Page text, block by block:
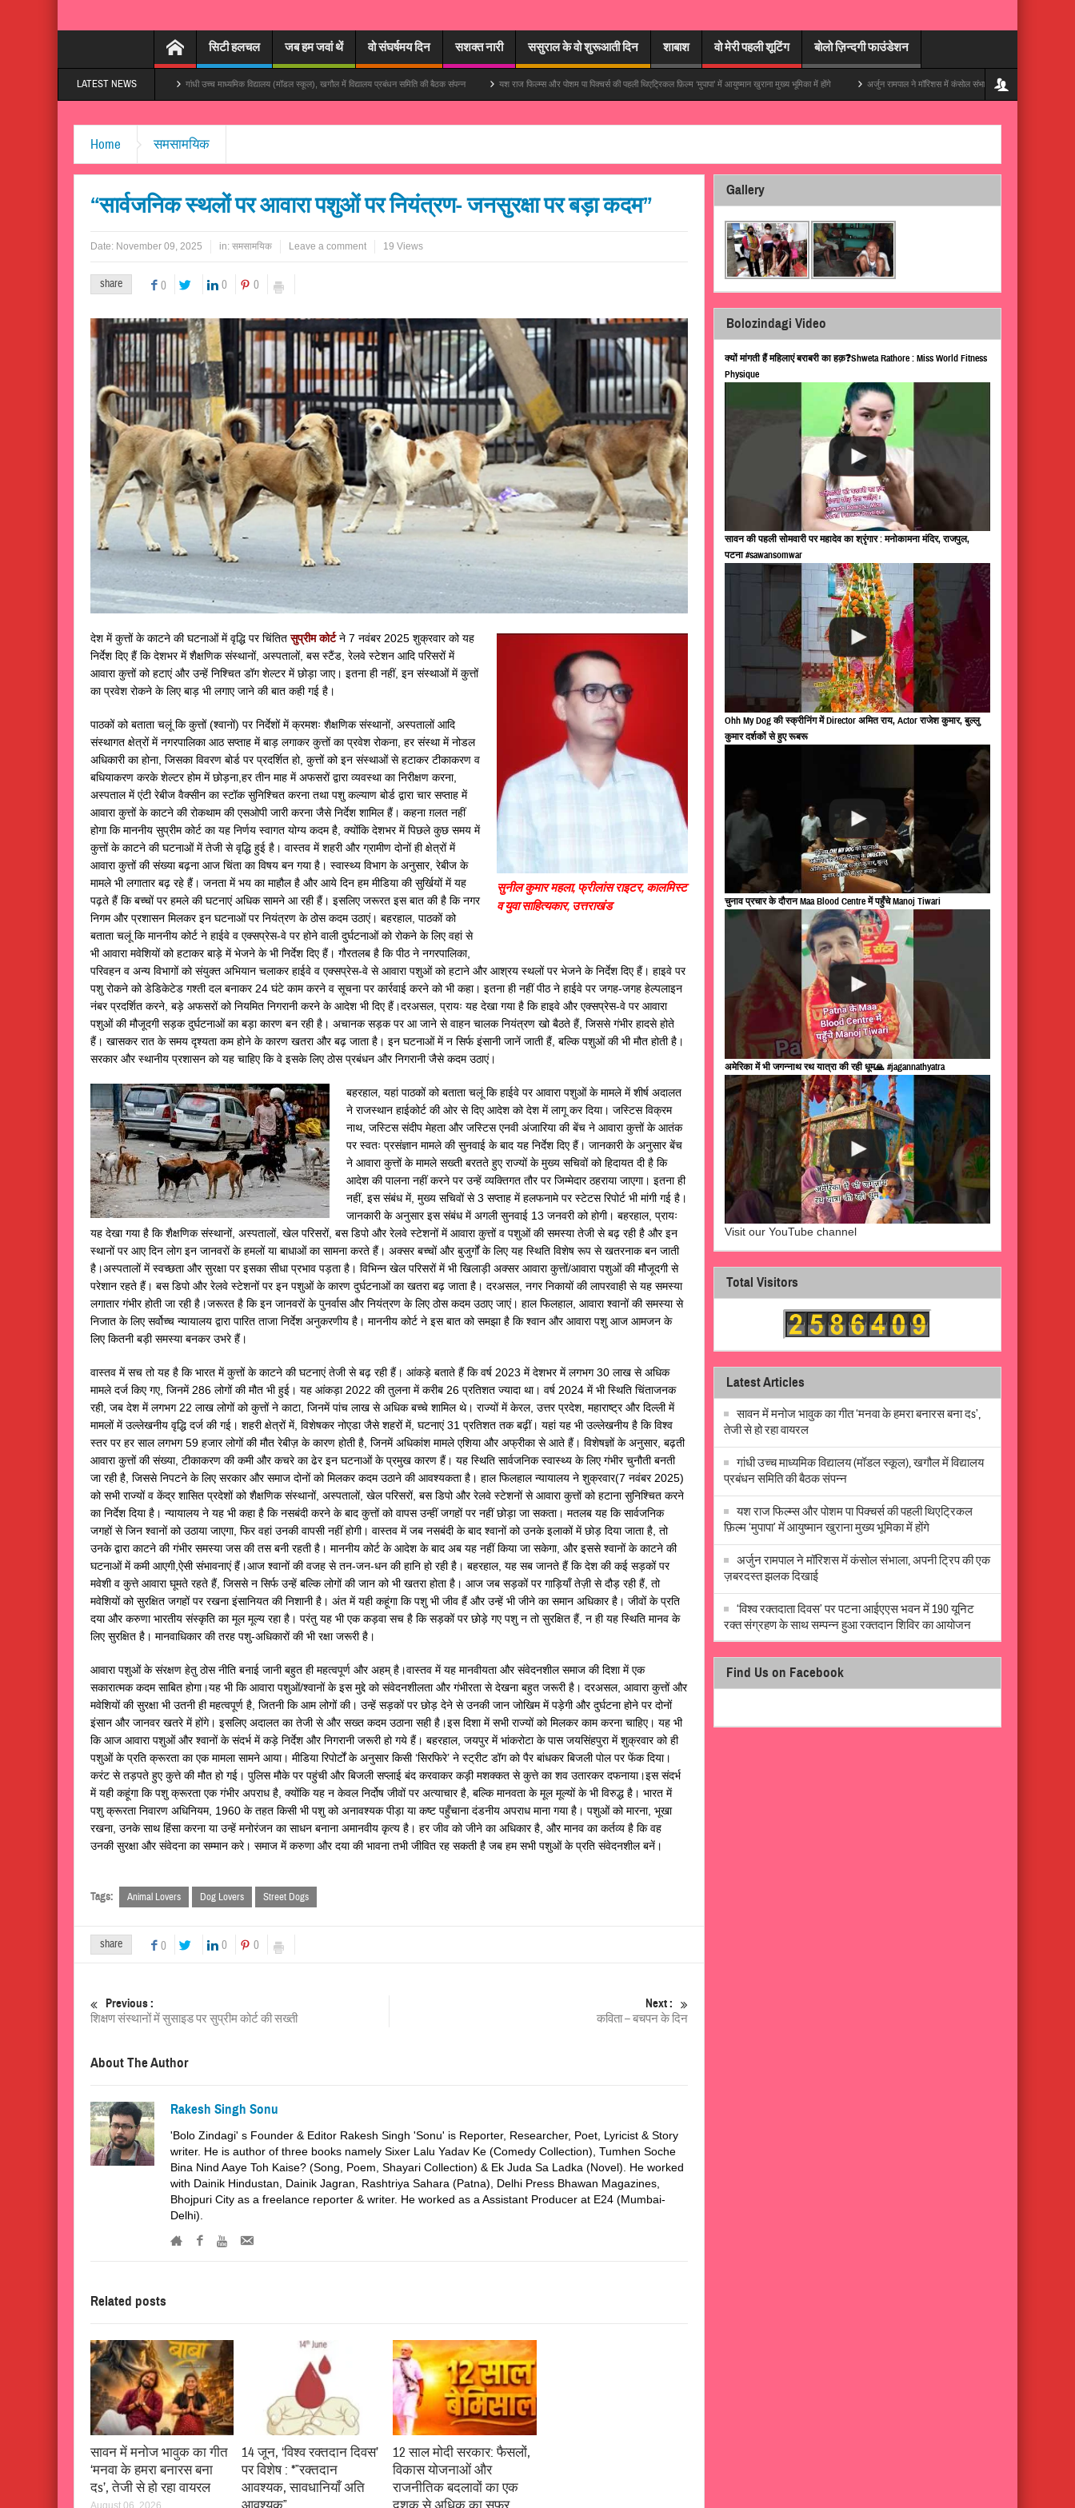
सिटी हलचल जब हम जवां थें वो संघर्षमय दिन सशक्त नारी ससुराल के वो शुरूआती दिन शाबाश वो मेरी पहली शूटिंग बोलो ज़िन्दगी फाउंडेशन
LATEST NEWS
दs’, तेजी से हो रहा वायरल गांधी उच्च माध्यमिक विद्यालय (मॉडल स्कूल), खगौल में विद्यालय प्रबंधन समिति की बैठक संपन्न यश राज फिल्म्स और पोशम पा पिक्चर्स की पहली थिएट्रिकल फ़िल्म ‘मुपापा’ में आयुष्मान खुराना मुख्य भूमिका में होंगे अर्जुन रामपाल ने मॉरिशस में कंसोल संभाला, अपनी ट्रिप की एक ज़बरदस्त झलक दिखाई
Home समसामयिक
“सार्वजनिक स्थलों पर आवारा पशुओं पर नियंत्रण- जनसुरक्षा पर बड़ा कदम”
Date: November 09, 2025 in: समसामयिक Leave a comment 19 Views
share 0 0 0
सुनील कुमार महला, फ्रीलांस राइटर, कालमिस्ट
व युवा साहित्यकार, उत्तराखंड
देश में कुत्तों के काटने की घटनाओं में वृद्धि पर चिंतितसुप्रीम कोर्ट ने 7 नवंबर 2025 शुक्रवार को यह
निर्देश दिए हैं कि देशभर में शैक्षणिक संस्थानों, अस्पतालों, बस स्टैंड, रेलवे स्टेशन आदि परिसरों में
आवारा कुत्तों को हटाएं और उन्हें निश्चित डॉग शेल्टर में छोड़ा जाए। इतना ही नहीं, इन संस्थाओं में कुत्तों
का प्रवेश रोकने के लिए बाड़ भी लगाए जाने की बात कही गई है।
पाठकों को बताता चलूं कि कुत्तों (श्वानों) पर निर्देशों में क्रमशः शैक्षणिक संस्थानों, अस्पतालों आदि
संस्थागत क्षेत्रों में नगरपालिका आठ सप्ताह में बाड़ लगाकर कुत्तों का प्रवेश रोकना, हर संस्था में नोडल
अधिकारी का होना, जिसका विवरण बोर्ड पर प्रदर्शित हो, कुत्तों को इन संस्थाओं से हटाकर टीकाकरण व
बधियाकरण करके शेल्टर होम में छोड़ना,हर तीन माह में अफसरों द्वारा व्यवस्था का निरीक्षण करना,
अस्पताल में एंटी रेबीज वैक्सीन का स्टॉक सुनिश्चित करना तथा पशु कल्याण बोर्ड द्वारा चार सप्ताह में
आवारा कुत्तों के काटने की रोकथाम की एसओपी जारी करना जैसे निर्देश शामिल हैं। कहना ग़लत नहीं
होगा कि माननीय सुप्रीम कोर्ट का यह निर्णय स्वागत योग्य कदम है, क्योंकि देशभर में पिछले कुछ समय में
कुत्तों के काटने की घटनाओं में तेजी से वृद्धि हुई है। वास्तव में शहरी और ग्रामीण दोनों ही क्षेत्रों में
आवारा कुत्तों की संख्या बढ़ना आज चिंता का विषय बन गया है। स्वास्थ्य विभाग के अनुसार, रेबीज के
मामले भी लगातार बढ़ रहे हैं। जनता में भय का माहौल है और आये दिन हम मीडिया की सुर्खियों में यह
पढ़ते हैं कि बच्चों पर हमले की घटनाएं अधिक सामने आ रही हैं। इसलिए जरूरत इस बात की है कि नगर
निगम और प्रशासन मिलकर इन घटनाओं पर नियंत्रण के ठोस कदम उठाएं। बहरहाल, पाठकों को
बताता चलूं कि माननीय कोर्ट ने हाईवे व एक्सप्रेस-वे पर होने वाली दुर्घटनाओं को रोकने के लिए वहां से
भी आवारा मवेशियों को हटाकर बाड़े में भेजने के भी निर्देश दिए हैं। गौरतलब है कि पीठ ने नगरपालिका,
परिवहन व अन्य विभागों को संयुक्त अभियान चलाकर हाईवे व एक्सप्रेस-वे से आवारा पशुओं को हटाने और आश्रय स्थलों पर भेजने के निर्देश दिए हैं। हाइवे पर
पशु रोकने को डेडिकेटेड गश्ती दल बनाकर 24 घंटे काम करने व सूचना पर कार्रवाई करने को भी कहा। इतना ही नहीं पीठ ने हाईवे पर जगह-जगह हेल्पलाइन
नंबर प्रदर्शित करने, बड़े अफसरों को नियमित निगरानी करने के आदेश भी दिए हैं।दरअसल, प्रायः यह देखा गया है कि हाइवे और एक्सप्रेस-वे पर आवारा
पशुओं की मौजूदगी सड़क दुर्घटनाओं का बड़ा कारण बन रही है। अचानक सड़क पर आ जाने से वाहन चालक नियंत्रण खो बैठते हैं, जिससे गंभीर हादसे होते
हैं। खासकर रात के समय दृश्यता कम होने के कारण खतरा और बढ़ जाता है। इन घटनाओं में न सिर्फ इंसानी जानें जाती हैं, बल्कि पशुओं की भी मौत होती है।
सरकार और स्थानीय प्रशासन को यह चाहिए कि वे इसके लिए ठोस प्रबंधन और निगरानी जैसे कदम उठाएं।
बहरहाल, यहां पाठकों को बताता चलूं कि हाईवे पर आवारा पशुओं के मामले में शीर्ष अदालत
ने राजस्थान हाईकोर्ट की ओर से दिए आदेश को देश में लागू कर दिया। जस्टिस विक्रम
नाथ, जस्टिस संदीप मेहता और जस्टिस एनवी अंजारिया की बेंच ने आवारा कुत्तों के आतंक
पर स्वतः प्रसंज्ञान मामले की सुनवाई के बाद यह निर्देश दिए हैं। जानकारी के अनुसार बेंच
ने आवारा कुत्तों के मामले सख्ती बरतते हुए राज्यों के मुख्य सचिवों को हिदायत दी है कि
आदेश की पालना नहीं करने पर उन्हें व्यक्तिगत तौर पर जिम्मेदार ठहराया जाएगा। इतना ही
नहीं, इस संबंध में, मुख्य सचिवों से 3 सप्ताह में हलफनामे पर स्टेटस रिपोर्ट भी मांगी गई है।
जानकारी के अनुसार इस संबंध में अगली सुनवाई 13 जनवरी को होगी। बहरहाल, प्रायः
यह देखा गया है कि शैक्षणिक संस्थानों, अस्पतालों, खेल परिसरों, बस डिपो और रेलवे स्टेशनों में आवारा कुत्तों व पशुओं की समस्या तेजी से बढ़ रही है और इन
स्थानों पर आए दिन लोग इन जानवरों के हमलों या बाधाओं का सामना करते हैं। अक्सर बच्चों और बुजुर्गों के लिए यह स्थिति विशेष रूप से खतरनाक बन जाती
है।अस्पतालों में स्वच्छता और सुरक्षा पर इसका सीधा प्रभाव पड़ता है। विभिन्न खेल परिसरों में भी खिलाड़ी अक्सर आवारा कुत्तों/आवारा पशुओं की मौजूदगी से
परेशान रहते हैं। बस डिपो और रेलवे स्टेशनों पर इन पशुओं के कारण दुर्घटनाओं का खतरा बढ़ जाता है। दरअसल, नगर निकायों की लापरवाही से यह समस्या
लगातार गंभीर होती जा रही है।जरूरत है कि इन जानवरों के पुनर्वास और नियंत्रण के लिए ठोस कदम उठाए जाएं। हाल फिलहाल, आवारा श्वानों की समस्या से
निजात के लिए सर्वोच्च न्यायालय द्वारा पारित ताजा निर्देश अनुकरणीय है। माननीय कोर्ट ने इस बात को समझा है कि श्वान और आवारा पशु आज आमजन के
लिए कितनी बड़ी समस्या बनकर उभरे हैं।
वास्तव में सच तो यह है कि भारत में कुत्तों के काटने की घटनाएं तेजी से बढ़ रही हैं। आंकड़े बताते हैं कि वर्ष 2023 में देशभर में लगभग 30 लाख से अधिक
मामले दर्ज किए गए, जिनमें 286 लोगों की मौत भी हुई। यह आंकड़ा 2022 की तुलना में करीब 26 प्रतिशत ज्यादा था। वर्ष 2024 में भी स्थिति चिंताजनक
रही, जब देश में लगभग 22 लाख लोगों को कुत्तों ने काटा, जिनमें पांच लाख से अधिक बच्चे शामिल थे। राज्यों में केरल, उत्तर प्रदेश, महाराष्ट्र और दिल्ली में
मामलों में उल्लेखनीय वृद्धि दर्ज की गई। शहरी क्षेत्रों में, विशेषकर नोएडा जैसे शहरों में, घटनाएं 31 प्रतिशत तक बढ़ीं। यहां यह भी उल्लेखनीय है कि विश्व
स्तर पर हर साल लगभग 59 हजार लोगों की मौत रेबीज़ के कारण होती है, जिनमें अधिकांश मामले एशिया और अफ्रीका से आते हैं। विशेषज्ञों के अनुसार, बढ़ती
आवारा कुत्तों की संख्या, टीकाकरण की कमी और कचरे का ढेर इन घटनाओं के प्रमुख कारण हैं। यह स्थिति सार्वजनिक स्वास्थ्य के लिए गंभीर चुनौती बनती
जा रही है, जिससे निपटने के लिए सरकार और समाज दोनों को मिलकर कदम उठाने की आवश्यकता है। हाल फिलहाल न्यायालय ने शुक्रवार(7 नवंबर 2025)
को सभी राज्यों व केंद्र शासित प्रदेशों को शैक्षणिक संस्थानों, अस्पतालों, खेल परिसरों, बस डिपो और रेलवे स्टेशनों से आवारा कुत्तों को हटाना सुनिश्चित करने
का निर्देश दिया है। न्यायालय ने यह भी कहा है कि नसबंदी करने के बाद कुत्तों को वापस उन्हीं जगहों पर नहीं छोड़ा जा सकता। मतलब यह कि सार्वजनिक
जगहों से जिन श्वानों को उठाया जाएगा, फिर वहां उनकी वापसी नहीं होगी। वास्तव में जब नसबंदी के बाद श्वानों को उनके इलाकों में छोड़ दिया जाता है, तो
उनके द्वारा काटने की गंभीर समस्या जस की तस बनी रहती है। माननीय कोर्ट के आदेश के बाद अब यह नहीं किया जा सकेगा, और इससे श्वानों के काटने की
घटनाओं में कमी आएगी,ऐसी संभावनाएं हैं।आज श्वानों की वजह से तन-जन-धन की हानि हो रही है। बहरहाल, यह सब जानते हैं कि देश की कई सड़कों पर
मवेशी व कुत्ते आवारा घूमते रहते हैं, जिससे न सिर्फ उन्हें बल्कि लोगों की जान को भी खतरा होता है। आज जब सड़कों पर गाड़ियाँ तेज़ी से दौड़ रही हैं, तो
मवेशियों को सुरक्षित जगहों पर रखना इंसानियत की निशानी है। अंत में यही कहूंगा कि पशु भी जीव हैं और उन्हें भी जीने का समान अधिकार है। जीवों के प्रति
दया और करुणा भारतीय संस्कृति का मूल मूल्य रहा है। परंतु यह भी एक कड़वा सच है कि सड़कों पर छोड़े गए पशु न तो सुरक्षित हैं, न ही यह स्थिति मानव के
लिए सुरक्षित है। मानवाधिकार की तरह पशु-अधिकारों की भी रक्षा जरूरी है।
आवारा पशुओं के संरक्षण हेतु ठोस नीति बनाई जानी बहुत ही महत्वपूर्ण और अहम् है।वास्तव में यह मानवीयता और संवेदनशील समाज की दिशा में एक
सकारात्मक कदम साबित होगा।यह भी कि आवारा पशुओं/श्वानों के इस मुद्दे को संवेदनशीलता और गंभीरता से देखना बहुत जरूरी है। दरअसल, आवारा कुत्तों और
मवेशियों की सुरक्षा भी उतनी ही महत्वपूर्ण है, जितनी कि आम लोगों की। उन्हें सड़कों पर छोड़ देने से उनकी जान जोखिम में पड़ेगी और दुर्घटना होने पर दोनों
इंसान और जानवर खतरे में होंगे। इसलिए अदालत का तेजी से और सख्त कदम उठाना सही है।इस दिशा में सभी राज्यों को मिलकर काम करना चाहिए। यह भी
कि आज आवारा पशुओं और श्वानों के संदर्भ में कड़े निर्देश और निगरानी जरूरी हो गये हैं। बहरहाल, जयपुर में भांकरोटा के पास जयसिंहपुरा में शुक्रवार को ही
पशुओं के प्रति क्रूरता का एक मामला सामने आया। मीडिया रिपोर्टों के अनुसार किसी ‘सिरफिरे’ ने स्ट्रीट डॉग को पैर बांधकर बिजली पोल पर फेंक दिया।
करंट से तड़पते हुए कुत्ते की मौत हो गई। पुलिस मौके पर पहुंची और बिजली सप्लाई बंद करवाकर कड़ी मशक्कत से कुत्ते का शव उतारकर दफनाया।इस संदर्भ
में यही कहूंगा कि पशु क्रूरता एक गंभीर अपराध है, क्योंकि यह न केवल निर्दोष जीवों पर अत्याचार है, बल्कि मानवता के मूल मूल्यों के भी विरुद्ध है। भारत में
पशु क्रूरता निवारण अधिनियम, 1960 के तहत किसी भी पशु को अनावश्यक पीड़ा या कष्ट पहुँचाना दंडनीय अपराध माना गया है। पशुओं को मारना, भूखा
रखना, उनके साथ हिंसा करना या उन्हें मनोरंजन का साधन बनाना अमानवीय कृत्य है। हर जीव को जीने का अधिकार है, और मानव का कर्तव्य है कि वह
उनकी सुरक्षा और संवेदना का सम्मान करे। समाज में करुणा और दया की भावना तभी जीवित रह सकती है जब हम सभी पशुओं के प्रति संवेदनशील बनें।
Tags: Animal Lovers Dog Lovers Street Dogs
share 0 0 0
Previous :
शिक्षण संस्थानों में सुसाइड पर सुप्रीम कोर्ट की सख्ती
Next :
कविता – बचपन के दिन
About The Author
Rakesh Singh Sonu
'Bolo Zindagi' s Founder & Editor Rakesh Singh 'Sonu' is Reporter, Researcher, Poet, Lyricist & Story
writer. He is author of three books namely Sixer Lalu Yadav Ke (Comedy Collection), Tumhen Soche
Bina Nind Aaye Toh Kaise? (Song, Poem, Shayari Collection) & Ek Juda Sa Ladka (Novel). He worked
with Dainik Hindustan, Dainik Jagran, Rashtriya Sahara (Patna), Delhi Press Bhawan Magazines,
Bhojpuri City as a freelance reporter & writer. He worked as a Assistant Producer at E24 (Mumbai-
Delhi).
Related posts
सावन में मनोज भावुक का गीत
‘मनवा के हमरा बनारस बना
दs’, तेजी से हो रहा वायरल
August 06, 2026
14 जून, ‘विश्व रक्तदान दिवस’
पर विशेष : *”रक्तदान
आवश्यक, सावधानियाँ अति
12 साल मोदी सरकार: फैसलों,
विकास योजनाओं और
राजनीतिक बदलावों का एक
Gallery
Bolozindagi Video
क्यों मांगती हैं महिलाएं बराबरी का हक़❓Shweta Rathore : Miss World Fitness
Physique
सावन की पहली सोमवारी पर महादेव का श्रृंगार : मनोकामना मंदिर, राजपुल,
पटना #sawansomwar
Ohh My Dog की स्क्रीनिंग में Director अमित राय, Actor राजेश कुमार, बुल्लु
कुमार दर्शकों से हुए रूबरू
चुनाव प्रचार के दौरान Maa Blood Centre में पहुँचे Manoj Tiwari
अमेरिका में भी जगन्नाथ रथ यात्रा की रही धूम🙏 #jagannathyatra
Visit our YouTube channel
Total Visitors
Latest Articles
सावन में मनोज भावुक का गीत ‘मनवा के हमरा बनारस बना दs’,
तेजी से हो रहा वायरल
गांधी उच्च माध्यमिक विद्यालय (मॉडल स्कूल), खगौल में विद्यालय
प्रबंधन समिति की बैठक संपन्न
यश राज फिल्म्स और पोशम पा पिक्चर्स की पहली थिएट्रिकल
फ़िल्म ‘मुपापा’ में आयुष्मान खुराना मुख्य भूमिका में होंगे
अर्जुन रामपाल ने मॉरिशस में कंसोल संभाला, अपनी ट्रिप की एक
ज़बरदस्त झलक दिखाई
‘विश्व रक्तदाता दिवस’ पर पटना आईएएस भवन में 190 यूनिट
रक्त संग्रहण के साथ सम्पन्न हुआ रक्तदान शिविर का आयोजन
Find Us on Facebook